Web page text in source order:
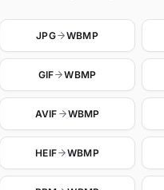
JPG WBMP
GIF WBMP
AVIF WBMP
HEIF WBMP